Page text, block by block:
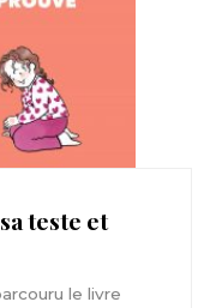
teste et
le livre